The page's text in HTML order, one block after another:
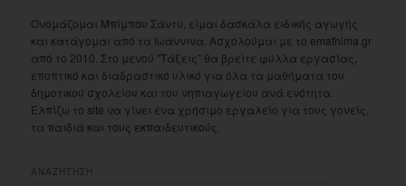
Ονομάζομαι Μπίμπου Σάντυ, είμαι δασκάλα ειδικής αγωγής
και κατάγομαι από τα Ιωάννινα. Ασχολούμαι με το emathima.gr
από το 2010. Στο μενού "Τάξεις" θα βρείτε φύλλα εργασίας,
εποπτικό και διαδραστικό υλικό για όλα τα μαθήματα του
δημοτικού σχολείου και του νηπιαγωγείου ανά ενότητα.
Ελπίζω το site να γίνει ένα χρήσιμο εργαλείο για τους γονείς,
τα παιδιά και τους εκπαιδευτικούς.
ΑΝΑΖΗΤΗΣΗ